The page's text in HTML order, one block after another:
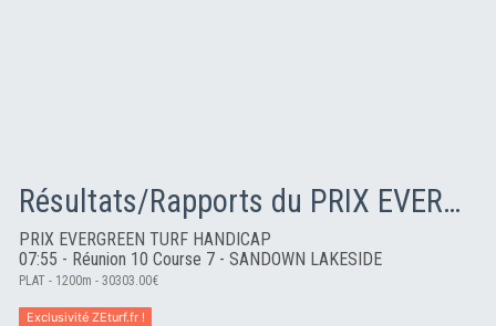
Résultats/Rapports du PRIX EVERGREEN TURF HANDICAP
PRIX EVERGREEN TURF HANDICAP
07:55 - Réunion 10 Course 7 - SANDOWN LAKESIDE
PLAT - 1200m - 30303.00€
Exclusivité ZEturf.fr !